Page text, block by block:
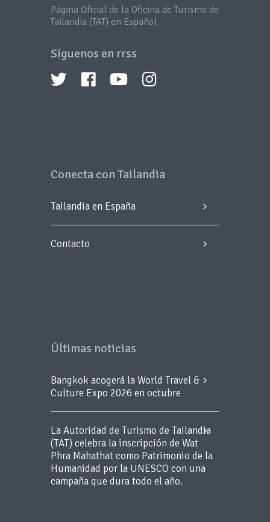
Página Oficial de la Oficina de Turismo de
Tailandia (TAT) en Español
Síguenos en rrss
Conecta con Tailandia
Tailandia en España
Contacto
Últimas noticias
Bangkok acogerá la World Travel &
Culture Expo 2026 en octubre
La Autoridad de Turismo de Tailandia
(TAT) celebra la inscripción de Wat
Phra Mahathat como Patrimonio de la
Humanidad por la UNESCO con una
campaña que dura todo el año.